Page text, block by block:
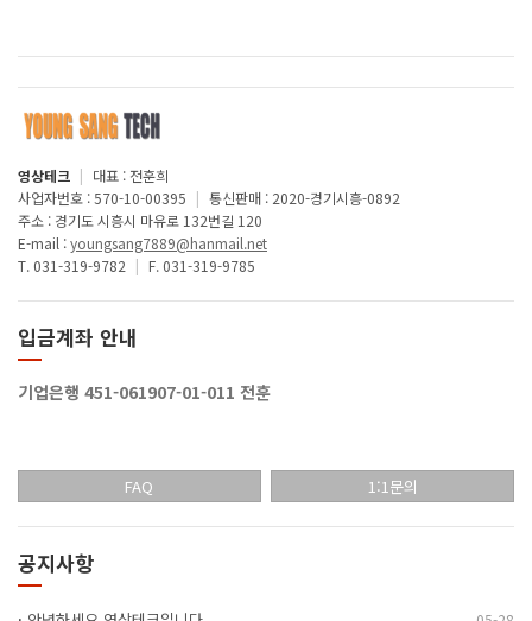
영상테크 | 대표 : 전훈희
사업자번호 : 570-10-00395 | 통신판매 : 2020-경기시흥-0892
주소 : 경기도 시흥시 마유로 132번길 120
E-mail :youngsang7889@hanmail.net
T. 031-319-9782 | F. 031-319-9785
입금계좌 안내
기업은행 451-061907-01-011 전훈
FAQ 1:1문의
공지사항